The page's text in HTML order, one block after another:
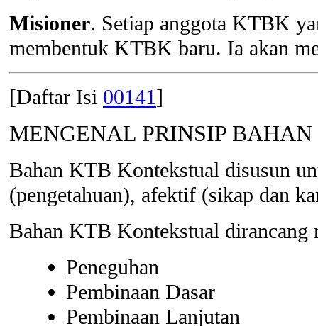
Misioner. Setiap anggota KTBK
membentuk KTBK baru. Ia akan
[Daftar Isi 00141]
MENGENAL PRINSIP
Bahan KTB Kontekstual disusun
(pengetahuan), afektif (sikap dan
Bahan KTB Kontekstual dirancang
Peneguhan
Pembinaan Dasar
Pembinaan Lanjutan